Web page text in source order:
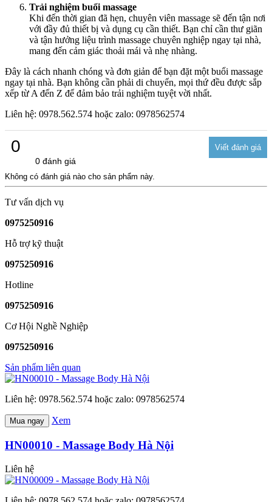
Trải nghiệm buổi massage
Khi đến thời gian đã hẹn, chuyên viên massage sẽ đến tận nơi
với đầy đủ thiết bị và dụng cụ cần thiết. Bạn chỉ cần thư giãn
và tận hưởng liệu trình massage chuyên nghiệp ngay tại nhà,
mang đến cảm giác thoải mái và nhẹ nhàng.
Đây là cách nhanh chóng và đơn giản để bạn đặt một buổi massage
ngay tại nhà. Bạn không cần phải di chuyển, mọi thứ đều được sắp
xếp từ A đến Z để đảm bảo trải nghiệm tuyệt vời nhất.
Liên hệ: 0978.562.574 hoặc zalo: 0978562574
0
0 đánh giá
Không có đánh giá nào cho sản phẩm này.
Tư vấn dịch vụ
0975250916
Hỗ trợ kỹ thuật
0975250916
Hotline
0975250916
Cơ Hội Nghề Nghiệp
0975250916
Sản phẩm liên quan
Liên hệ: 0978.562.574 hoặc zalo: 0978562574
Mua ngay Xem
HN00010 - Massage Body Hà Nội
Liên hệ